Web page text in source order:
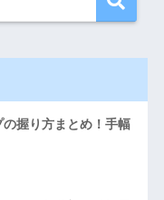
握り方まとめ！手幅